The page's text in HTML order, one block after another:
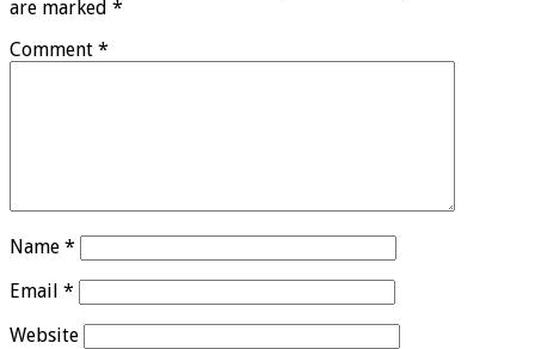
are marked *
Comment *
Name *
Email *
Website